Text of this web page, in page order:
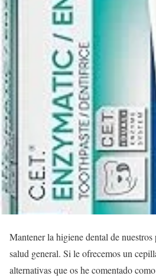
Mantener la higiene dental de nuestros
salud general. Si le ofrecemos un
alternativas que os he comentado